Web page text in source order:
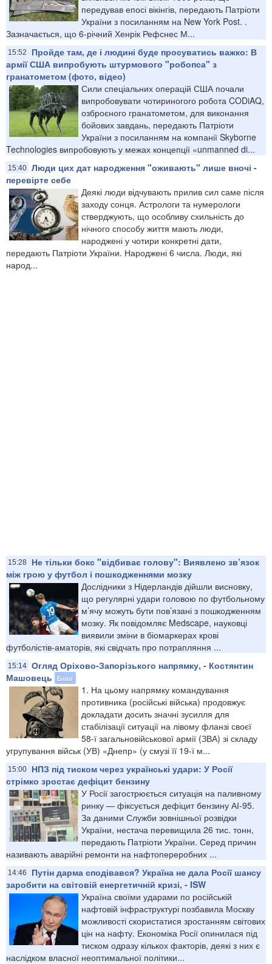
передував епосі вікінгів, передають Патріоти
України з посиланням на New York Post. .
Зазначається, що 6-річний Хенрік Рефснес М...
15:52
Пройде там, де і людині буде просуватись важко: В
армії США випробують штурмового "робопса" з
гранатометом (фото, відео)
Сили спеціальних операцій США почали
випробовувати чотириногого робота CODiAQ,
озброєного гранатометом, для виконання
бойових завдань, передають Патріоти
України з посиланням на компанії Skyborne
Technologies випробовують у межах концепції «unmanned di...
15:40 Люди цих дат народження "оживають" лише вночі -
перевірте себе
Деякі люди відчувають прилив сил саме після
заходу сонця. Астрологи та нумерологи
стверджують, що особливу схильність до
нічного способу життя мають люди,
народжені у чотири конкретні дати,
передають Патріоти України. Народжені 6 числа. Люди, які
народ...
15:28
Не тільки бокс "відбиває голову": Виявлено зв’язок
між грою у футбол і пошкодженнями мозку
Дослідники з Нідерландів дійшли висновку,
що регулярні удари головою по футбольному
м’ячу можуть бути пов’язані з пошкодженням
мозку. Як повідомляє Medscape, науковці
виявили зміни в біомаркерах крові
футболістів-аматорів, які свідчать про потрапляння ...
15:14 Огляд Оріхово-Запорізького напрямку, - Костянтин
Машовець
Блог
1. На цьому напрямку командування
противника (російські війська) продовжує
докладати досить значні зусилля для
стабілізації ситуації на лівому фланзі своєї
58-ї загальновійськової армії (ЗВА) зі складу
угрупування військ (УВ) «Днепр» (у смузі її 19-ї м...
15:00
НПЗ під тиском через українські удари: У Росії
стрімко зростає дефіцит бензину
У Росії загострюється ситуація на паливному
ринку — фіксується дефіцит бензину АІ-95.
За даними Служби зовнішньої розвідки
України, нестача перевищила 26 тис. тонн,
передають Патріоти України. Серед причин
називають аварійні ремонти на нафтопереробних ...
14:46
Путін дарма сподівався? Україна не дала Росії шансу
заробити на світовій енергетичній кризі, - ISW
Україна своїми ударами по російській
нафтовій інфраструктурі позбавила Москву
можливості скористатися зростанням світових
цін на нафту. Економіка Росії опинилася під
тиском одразу кількох факторів, деякі з них є
наслідком власної неоптимальної політики...